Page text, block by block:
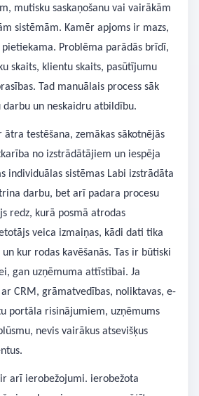
mutisku saskaņošanu vai vairākām
sistēmām. Kamēr apjoms ir mazs,
Problēma parādās brīdī,
skaits, klientu skaits, pasūtījumu
Tad manuālais process sāk
un neskaidru atbildību.
testēšana, zemākas sākotnējās
no izstrādātājiem un iespēja
individuālas sistēmas Labi izstrādāta
darbu, bet arī padara procesu
redz, kurā posmā atrodas
veica izmaiņas, kādi dati tika
kur rodas kavēšanās. Tas ir būtiski
gan uzņēmuma attīstībai. Ja
CRM, grāmatvedības, noliktavas, e-
portāla risinājumiem, uzņēmums
nevis vairākus atsevišķus
arī ierobežojumi. ierobežota